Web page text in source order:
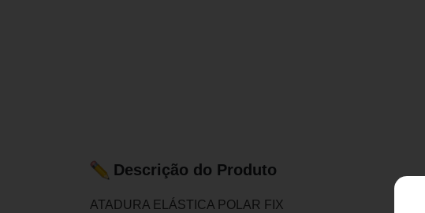
Descrição do Produto
ATADURA ELÁSTICA POLAR FIX